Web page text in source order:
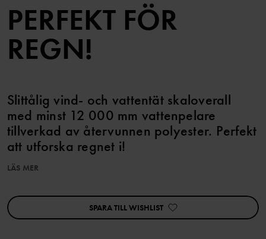
PERFEKT FÖR
REGN!
Slittålig vind- och vattentät skaloverall
med minst 12 000 mm vattenpelare
tillverkad av återvunnen polyester. Perfekt
att utforska regnet i!
• Vind- och vattentät med heltejpade sömmar
• Slitstarkt material med god andningsförmåga
• Huvan är avtagbar och går att fästas med tryckknappar för ökad
LÄS MER
SPARA TILL WISHLIST